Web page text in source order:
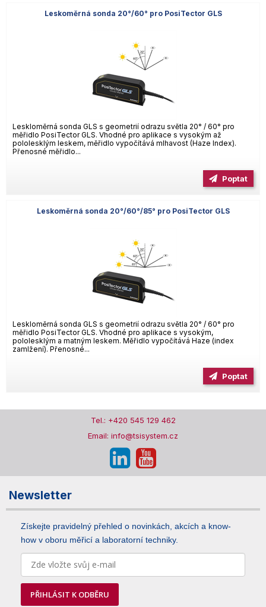
Leskoměrná sonda 20°/60° pro PosiTector GLS
Leskloměrná sonda GLS s geometrií odrazu světla 20° / 60° pro
měřidlo PosiTector GLS. Vhodné pro aplikace s vysokým až
pololesklým leskem, měřidlo vypočítává mlhavost (Haze Index).
Přenosné měřidlo...
Poptat
Leskoměrná sonda 20°/60°/85° pro PosiTector GLS
Leskloměrná sonda GLS s geometrií odrazu světla 20° / 60° pro
měřidlo PosiTector GLS. Vhodné pro aplikace s vysokým,
pololesklým a matným leskem. Měřidlo vypočítává Haze (index
zamlžení). Přenosné...
Poptat
Tel.: +420 545 129 462
Email: info@tsisystem.cz
Newsletter
Získejte pravidelný přehled o novinkách, akcích a know-
how v oboru měřicí a laboratorní techniky.
PŘIHLÁSIT K ODBĚRU